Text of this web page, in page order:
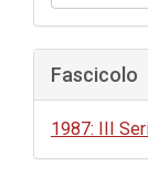
Fascicolo
1987: III